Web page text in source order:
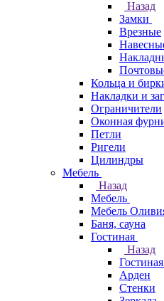
Назад
Замки
Врезные
Кольца и
Накладки и
Ограничители
Оконная
Петли
Ригели
Цилиндры
Мебель
Назад
Мебель
Мебель
Баня, сауна
Гостиная
Назад
Гостиная
Арден
Стенки